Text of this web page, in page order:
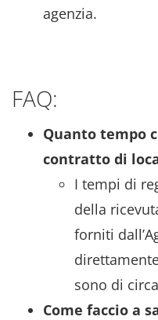
agenzia.
FAQ:
Quanto tempo
contratto di
I tempi di
della
forniti
sono di
Come faccio a